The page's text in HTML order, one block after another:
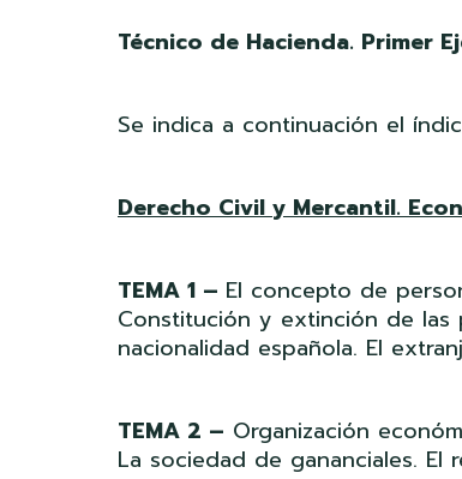
Técnico de Hacienda. Primer
Se indica a continuación el
Derecho Civil y Mercantil.
TEMA 1 – El concepto de
Constitución y extinción de las
nacionalidad española. El
TEMA 2 – Organización
La sociedad de gananciales. El